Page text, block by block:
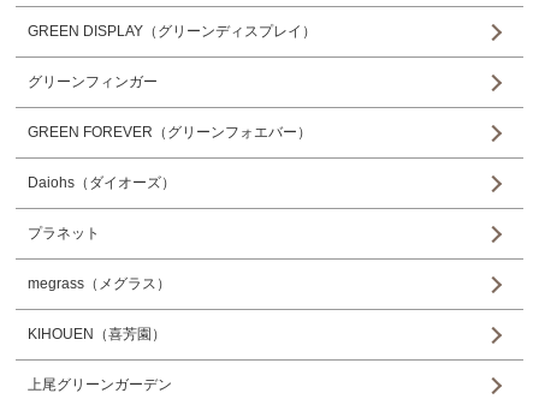
GREEN DISPLAY（グリーンディスプレイ）
グリーンフィンガー
GREEN FOREVER（グリーンフォエバー）
Daiohs（ダイオーズ）
プラネット
megrass（メグラス）
KIHOUEN（喜芳園）
上尾グリーンガーデン